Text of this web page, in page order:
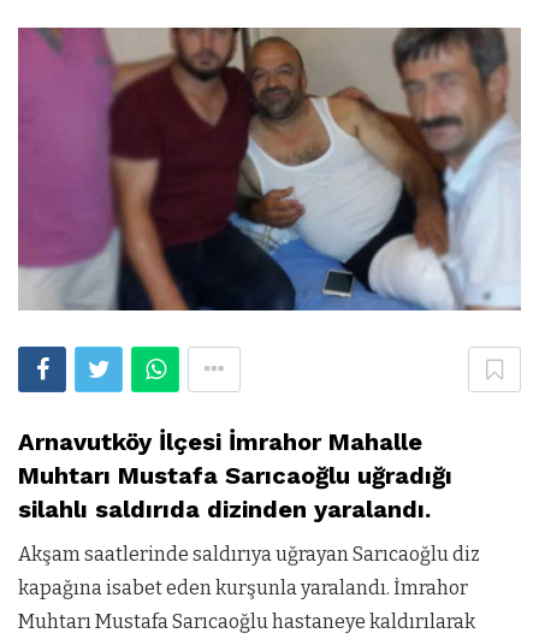
Arnavutköy İlçesi İmrahor Mahalle
Muhtarı Mustafa Sarıcaoğlu uğradığı
silahlı saldırıda dizinden yaralandı.
Akşam saatlerinde saldırıya uğrayan Sarıcaoğlu diz
kapağına isabet eden kurşunla yaralandı. İmrahor
Muhtarı Mustafa Sarıcaoğlu hastaneye kaldırılarak